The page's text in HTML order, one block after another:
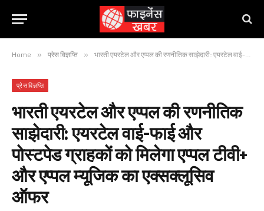
Home » प्रेस विज्ञप्ति » भारती एयरटेल और एप्पल की रणनीतिक साझेदारी: एयरटेल वाई-फाई और पोस्टपेड ग्राहकों को मिलेगा एप्पल टीवी+ और एप्पल म्यूजिक का एक्सक्लूसिव ऑफर
प्रेस विज्ञप्ति
भारती एयरटेल और एप्पल की रणनीतिक
साझेदारी: एयरटेल वाई-फाई और
पोस्टपेड ग्राहकों को मिलेगा एप्पल टीवी+
और एप्पल म्यूजिक का एक्सक्लूसिव
ऑफर